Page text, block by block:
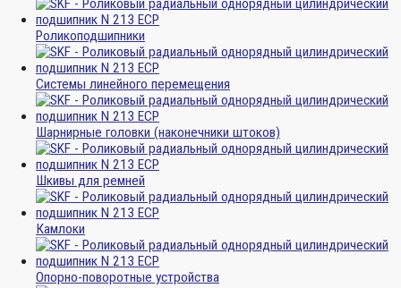
Роликоподшипники
Системы линейного перемещения
Шарнирные головки (наконечники штоков)
Шкивы для ремней
Камлоки
Опорно-поворотные устройства